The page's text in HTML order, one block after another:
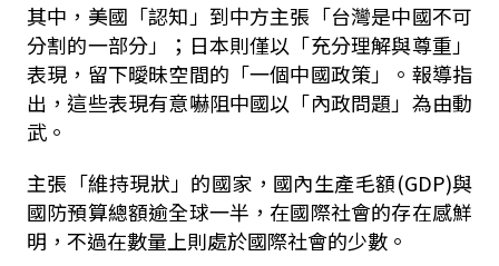
其中，美國「認知」到中方主張「台灣是中國不可
分割的一部分」；日本則僅以「充分理解與尊重」
表現，留下曖昧空間的「一個中國政策」。報導指
出，這些表現有意嚇阻中國以「內政問題」為由動
武。
主張「維持現狀」的國家，國內生產毛額(GDP)與
國防預算總額逾全球一半，在國際社會的存在感鮮
明，不過在數量上則處於國際社會的少數。